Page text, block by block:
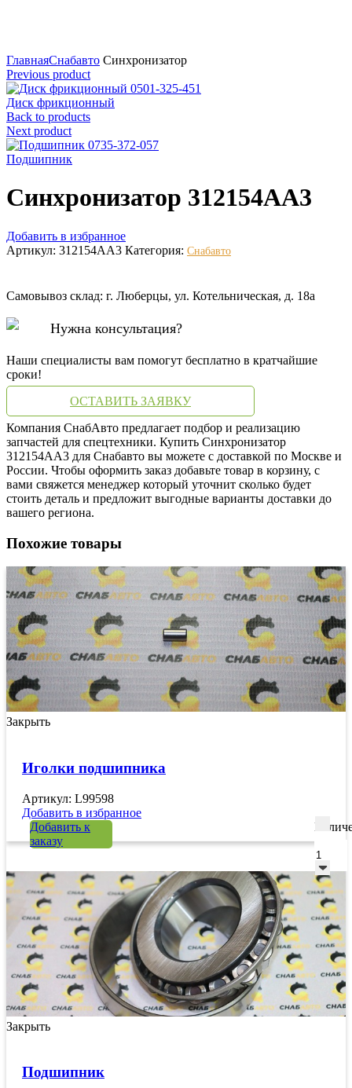
ГлавнаяСнабавто Синхронизатор
Previous product
Диск фрикционный
Back to products
Next product
Подшипник
Синхронизатор 312154AA3
Добавить в избранное
Артикул: 312154AA3 Категория: Снабавто
Самовывоз склад: г. Люберцы, ул. Котельническая, д. 18а
Нужна консультация?
Наши специалисты вам помогут бесплатно в кратчайшие
сроки!
ОСТАВИТЬ ЗАЯВКУ
Компания СнабАвто предлагает подбор и реализацию
запчастей для спецтехники. Купить Синхронизатор
312154AA3 для Снабавто вы можете с доставкой по Москве и
России. Чтобы оформить заказ добавьте товар в корзину, с
вами свяжется менеджер который уточнит сколько будет
стоить деталь и предложит выгодные варианты доставки до
вашего региона.
Похожие товары
Закрыть
Иголки подшипника
Артикул: L99598
Добавить в избранное
Добавить к
заказу
Закрыть
Подшипник